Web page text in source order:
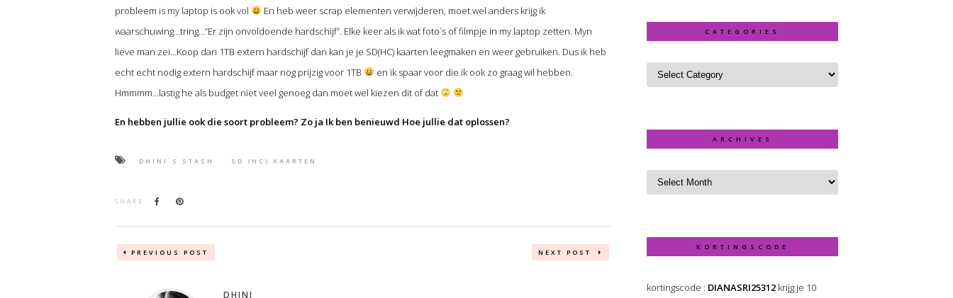
probleem is my laptop is ook vol
En heb weer scrap elementen verwijderen, moet wel anders krijg ik
waarschuwing…tring…”Er zijn onvoldoende hardschijf”. Elke keer als ik wat foto`s of filmpje in my laptop zetten. Myn
lieve man zei…Koop dan 1TB extern hardschijf dan kan je je SD(HC) kaarten leegmaken en weer gebruiken. Dus ik heb
echt echt nodig extern hardschijf maar nog prijzig voor 1TB
en ik spaar voor die ik ook zo graag wil hebben.
Hmmmm…lastig he als budget niet veel genoeg dan moet wel kiezen dit of dat
En hebben jullie ook die soort probleem? Zo ja Ik ben benieuwd Hoe jullie dat oplossen?
DHINI`S STASH SD (HC) KAARTEN
SHARE
PREVIOUS POST NEXT POST
DHINI
CATEGORIES
ARCHIVES
KORTINGSCODE
kortingscode : DIANASRI25312 krijg je 10